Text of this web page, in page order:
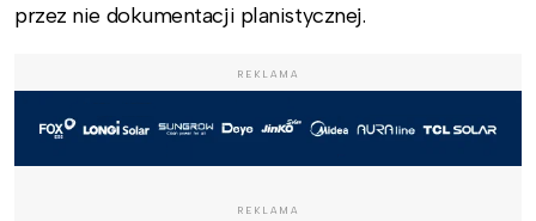
przez nie dokumentacji planistycznej.
REKLAMA
REKLAMA